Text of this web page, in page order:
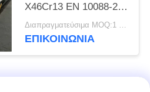
X46Cr13 EN 10088-2
1.4034 Υλικό
Διαπραγματεύσιμα MOQ:1 τόνος
ΕΠΙΚΟΙΝΩΝΊΑ